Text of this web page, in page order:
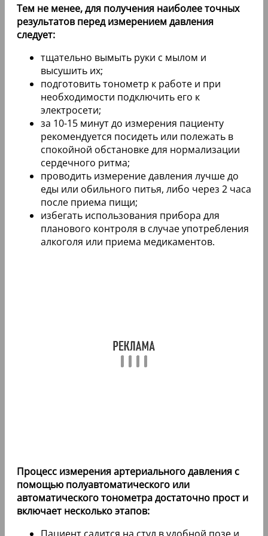
Тем не менее, для получения наиболее точных
результатов перед измерением давления
следует:
тщательно вымыть руки с мылом и
высушить их;
подготовить тонометр к работе и при
необходимости подключить его к
электросети;
за 10-15 минут до измерения пациенту
рекомендуется посидеть или полежать в
спокойной обстановке для нормализации
сердечного ритма;
проводить измерение давления лучше до
еды или обильного питья, либо через 2 часа
после приема пищи;
избегать использования прибора для
планового контроля в случае употребления
алкоголя или приема медикаментов.
Процесс измерения артериального давления с
помощью полуавтоматического или
автоматического тонометра достаточно прост и
включает несколько этапов: